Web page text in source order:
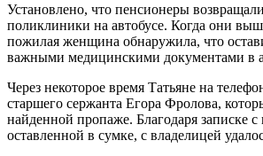
Установлено, что пенсионеры
поликлиники на автобусе. Когда они
пожилая женщина обнаружила, что
важными медицинскими документами в
Через некоторое время Татьяне на
старшего сержанта Егора Фролова,
найденной пропаже. Благодаря записке
оставленной в сумке, с владелицей